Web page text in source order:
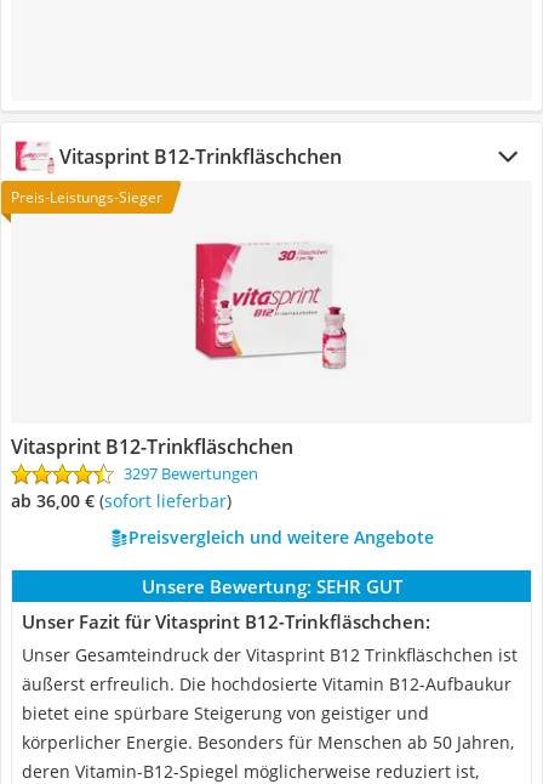
Vitasprint B12-Trinkfläschchen
Preis-Leistungs-Sieger
Vitasprint B12-Trinkfläschchen
3297 Bewertungen
ab 36,00 € ( Sofort lieferbar)
Preisvergleich und weitere Angebote
Unsere Bewertung: SEHR GUT
Unser Fazit für Vitasprint B12-Trinkfläschchen:
Unser Gesamteindruck der Vitasprint B12 Trinkfläschchen ist
äußerst erfreulich. Die hochdosierte Vitamin B12-Aufbaukur
bietet eine spürbare Steigerung von geistiger und
körperlicher Energie. Besonders für Menschen ab 50 Jahren,
deren Vitamin-B12-Spiegel möglicherweise reduziert ist,